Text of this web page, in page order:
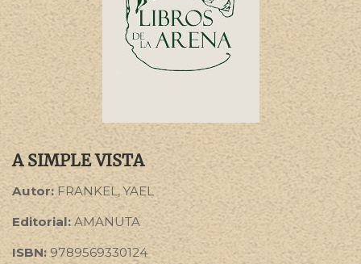
A SIMPLE VISTA
Autor: FRANKEL, YAEL
Editorial:AMANUTA
ISBN: 9789569330124